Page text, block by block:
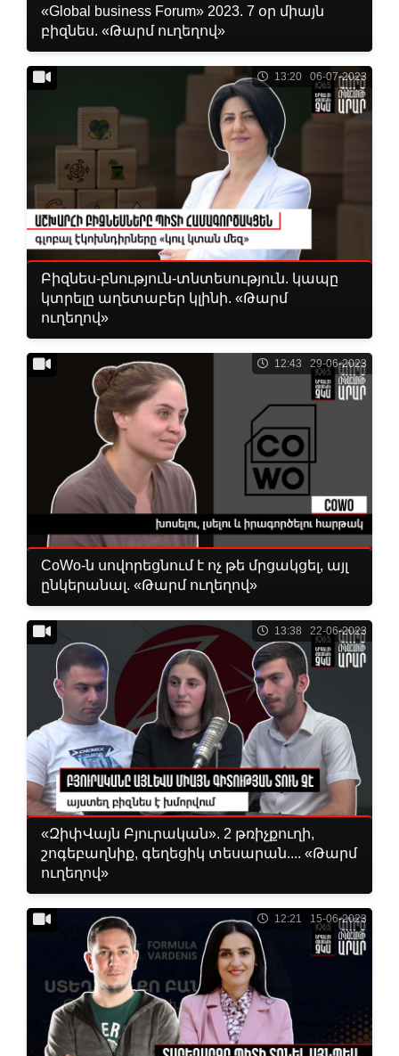
«Global business Forum» 2023. 7 օր միայն
բիզնես. «Թարմ ուղեղով»
13:20 06-07-2023
Բիզնես-բնություն-տնտեսություն. կապը
կտրելը աղետաբեր կլինի. «Թարմ
ուղեղով»
12:43 29-06-2023
CoWo-ն սովորեցնում է ոչ թե մրցակցել, այլ
ընկերանալ. «Թարմ ուղեղով»
13:38 22-06-2023
«ԶիփՎայն Բյուրական». 2 թռիչքուղի,
շոգեբաղնիք, գեղեցիկ տեսարան.... «Թարմ
ուղեղով»
12:21 15-06-2023